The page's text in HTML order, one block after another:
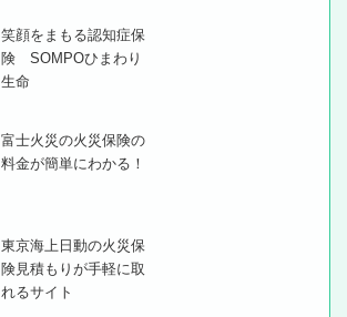
笑顔をまもる認知症保
険 SOMPOひまわり
生命
富士火災の火災保険の
料金が簡単にわかる！
東京海上日動の火災保
険見積もりが手軽に取
れるサイト